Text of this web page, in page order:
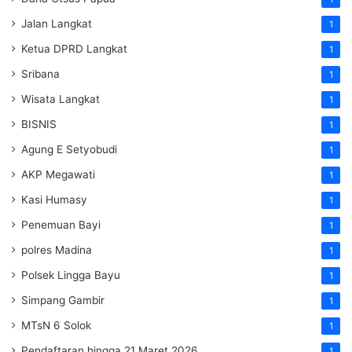
Jalan Langkat 1
Ketua DPRD Langkat 1
Sribana 1
Wisata Langkat 1
BISNIS 1
Agung E Setyobudi 1
AKP Megawati 1
Kasi Humasy 1
Penemuan Bayi 1
polres Madina 1
Polsek Lingga Bayu 1
Simpang Gambir 1
MTsN 6 Solok 1